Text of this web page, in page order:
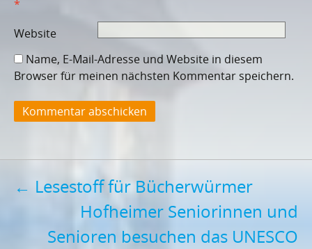
*
Website
Name, E-Mail-Adresse und Website in diesem
Browser für meinen nächsten Kommentar speichern.
Post
navigation
← Lesestoff für Bücherwürmer
Hofheimer Seniorinnen und
Senioren besuchen das UNESCO